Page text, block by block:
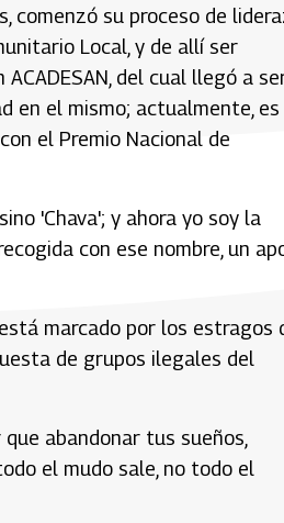
comenzó su proceso de
Local, y de allí ser
del cual llegó a
en el mismo; actualmente,
el Premio Nacional de
'Chava'; y ahora yo soy la
con ese nombre, un
marcado por los estragos
de grupos ilegales del
abandonar tus sueños,
el mudo sale, no todo el